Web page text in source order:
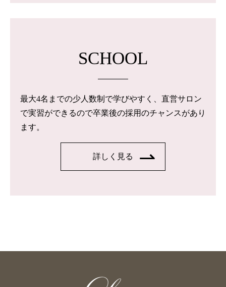
SCHOOL
最大4名までの少人数制で学びやすく、直営サロン
で実習ができるので卒業後の採用のチャンスがあり
ます。
詳しく見る